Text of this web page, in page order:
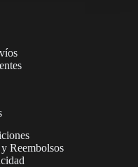
Reembolsos